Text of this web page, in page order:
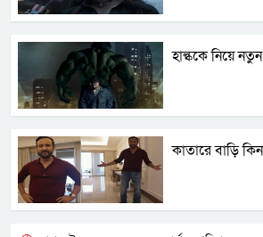
হাল্ককে নিয়ে
কাতারে বাড়ি